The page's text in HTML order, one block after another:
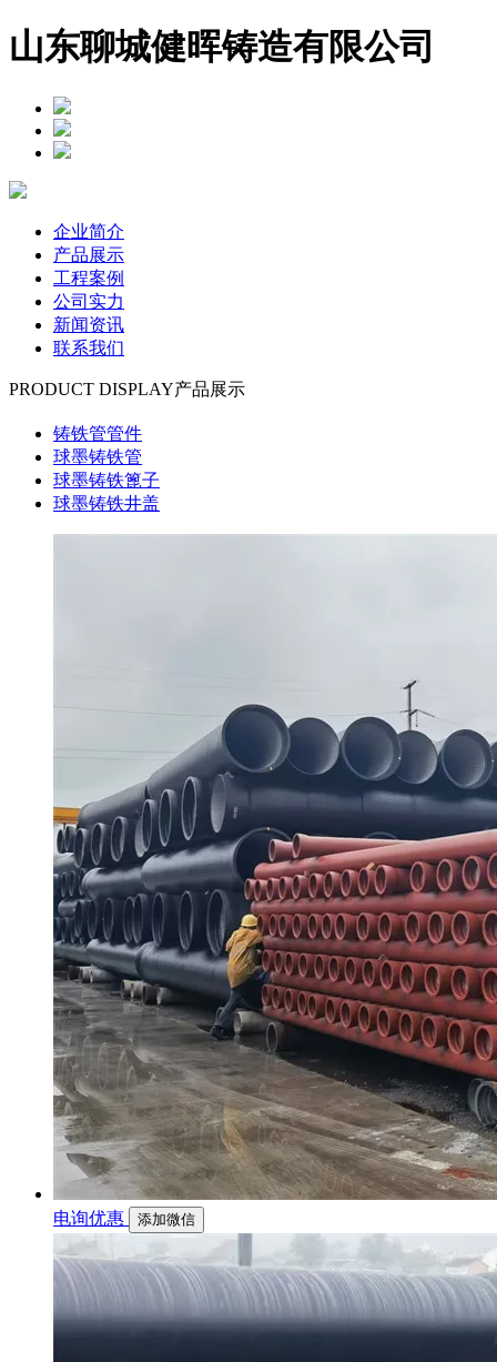
山东聊城健晖铸造有限公司
企业简介
产品展示
工程案例
公司实力
新闻资讯
联系我们
PRODUCT DISPLAY产品展示
铸铁管管件
球墨铸铁管
球墨铸铁篦子
球墨铸铁井盖
电询优惠 添加微信